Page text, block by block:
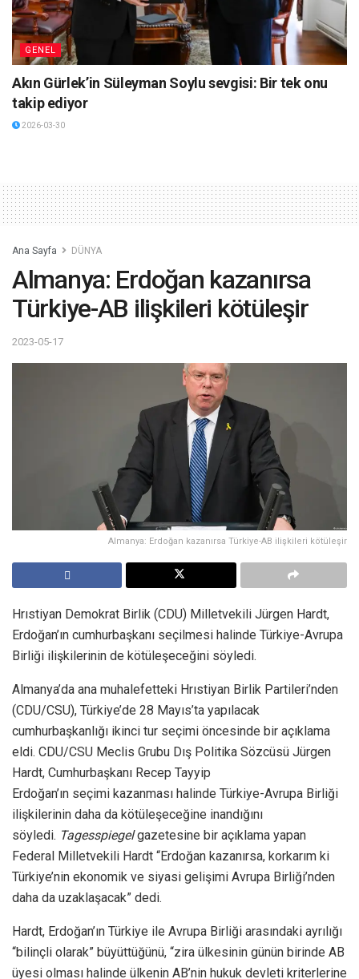
GENEL
Akın Gürlek’in Süleyman Soylu sevgisi: Bir tek onu
takip ediyor
2026-03-30
Ana Sayfa DÜNYA
Almanya: Erdoğan kazanırsa
Türkiye-AB ilişkileri kötüleşir
2023-05-17
Almanya: Erdoğan kazanırsa Türkiye-AB ilişkileri kötüleşir
Hrıstiyan Demokrat Birlik (CDU) Milletvekili Jürgen Hardt,
Erdoğan’ın cumhurbaşkanı seçilmesi halinde Türkiye-Avrupa
Birliği ilişkilerinin de kötüleşeceğini söyledi.
Almanya’da ana muhalefetteki Hrıstiyan Birlik Partileri’nden
(CDU/CSU), Türkiye’de 28 Mayıs’ta yapılacak
cumhurbaşkanlığı ikinci tur seçimi öncesinde bir açıklama
eldi. CDU/CSU Meclis Grubu Dış Politika Sözcüsü Jürgen
Hardt, Cumhurbaşkanı Recep Tayyip
Erdoğan’ın seçimi kazanması halinde Türkiye-Avrupa Birliği
ilişkilerinin daha da kötüleşeceğine inandığını
söyledi. Tagesspiegelgazetesine bir açıklama yapan
Federal Milletvekili Hardt “Erdoğan kazanırsa, korkarım ki
Türkiye’nin ekonomik ve siyasi gelişimi Avrupa Birliği’nden
daha da uzaklaşacak” dedi.
Hardt, Erdoğan’ın Türkiye ile Avrupa Birliği arasındaki ayrılığı
“bilinçli olarak” büyüttüğünü, “zira ülkesinin günün birinde AB
üyesi olması halinde ülkenin AB’nin hukuk devleti kriterlerine